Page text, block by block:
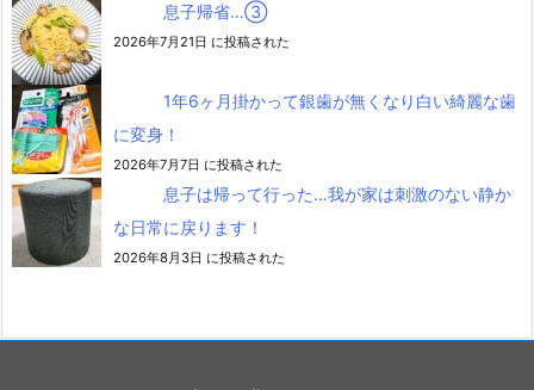
息子帰省…③
2026年7月21日 に投稿された
1年6ヶ月掛かって銀歯が無くなり白い綺麗な歯
に変身！
2026年7月7日 に投稿された
息子は帰って行った…我が家は刺激のない静か
な日常に戻ります！
2026年8月3日 に投稿された